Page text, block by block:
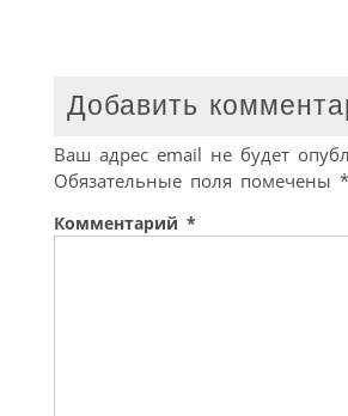
Добавить
Ваш адрес email не будет
Обязательные поля помечены *
Комментарий *